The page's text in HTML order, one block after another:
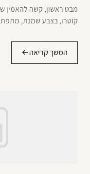
קוטרו, בצבע שמנת,
המשך קריאה